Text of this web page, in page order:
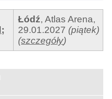
;
Łódź,Atlas Arena,
29.01.2027 (piątek)
(szczegóły)